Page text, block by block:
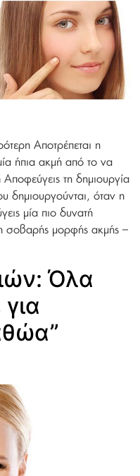
Αποτρέπεται η
ήπια ακμή από το να
τη δημιουργία
δημιουργούνται, όταν η
μία πιο δυνατή
σοβαρής μορφής ακμής –
Όλα